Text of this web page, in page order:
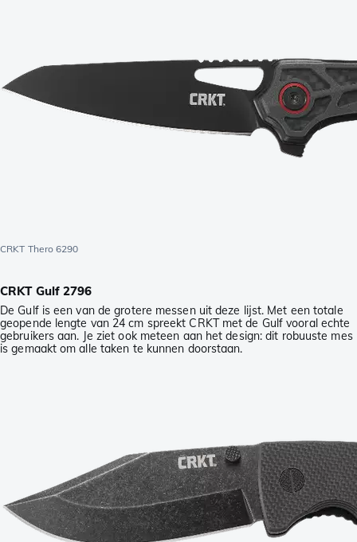
CRKT Thero 6290
CRKT Gulf 2796
De Gulf is een van de grotere messen uit deze lijst. Met een totale
geopende lengte van 24 cm spreekt CRKT met de Gulf vooral echte
gebruikers aan. Je ziet ook meteen aan het design: dit robuuste mes
is gemaakt om alle taken te kunnen doorstaan.